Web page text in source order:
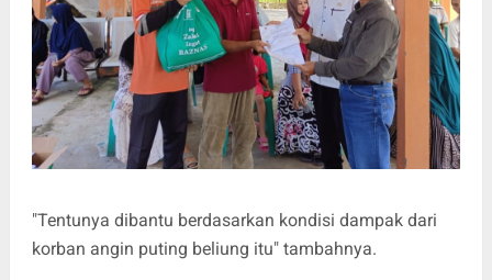
"Tentunya dibantu berdasarkan kondisi dampak dari
korban angin puting beliung itu" tambahnya.